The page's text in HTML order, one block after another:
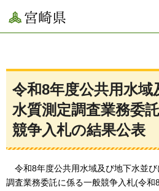
宮崎県
令和8年度公共用水域
水質測定調査業務委
競争入札の結果公表
令和8年度公共用水域及び地下水並
調査業務委託に係る一般競争入札(令